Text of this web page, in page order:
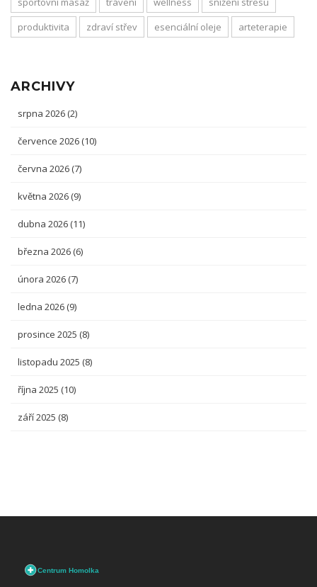
produktivita
zdraví střev esenciální oleje arteterapie
ARCHIVY
srpna 2026 (2)
července 2026 (10)
června 2026 (7)
května 2026 (9)
dubna 2026 (11)
března 2026 (6)
února 2026 (7)
ledna 2026 (9)
prosince 2025 (8)
listopadu 2025 (8)
října 2025 (10)
září 2025 (8)